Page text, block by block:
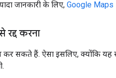
जानकारी के लिए, Google Maps
करना
कर सकते हैं. ऐसा इसलिए, क्योंकि